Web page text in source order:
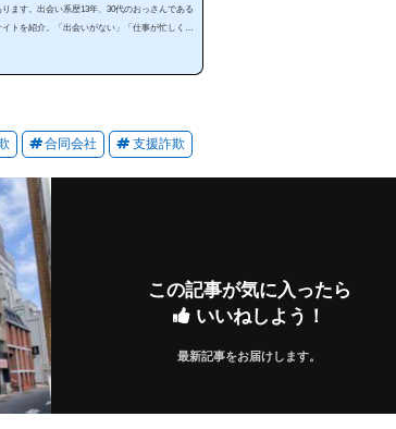
ます。出会い系歴13年、30代のおっさんである
トを紹介。「出会いがない」「仕事が忙しく暇
合同会社 支援詐欺
この記事が気に入ったら
いいねしよう！
最新記事をお届けします。